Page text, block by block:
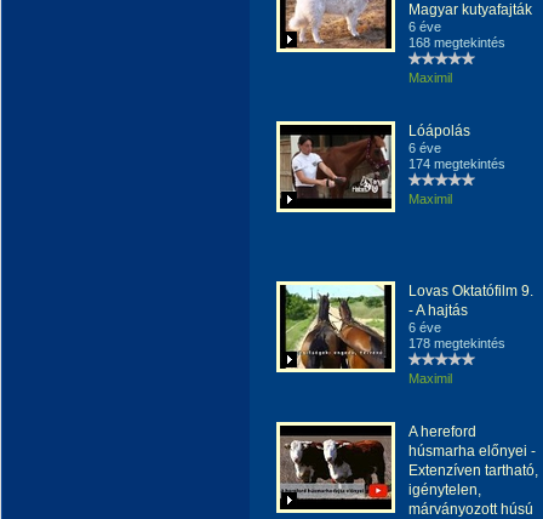
Magyar kutyafajták
6 éve
168 megtekintés
Maximil
Lóápolás
6 éve
174 megtekintés
Maximil
Lovas Oktatófilm 9.
- A hajtás
6 éve
178 megtekintés
Maximil
A hereford
húsmarha előnyei -
Extenzíven tartható,
igénytelen,
márványozott húsú